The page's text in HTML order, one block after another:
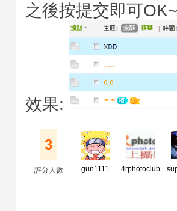
之後按提交即可OK~
效果:
3
評分人數 gun1111 4rphotoclub